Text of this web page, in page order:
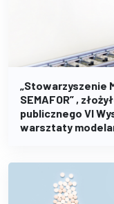
„Stowarzyszenie
SEMAFOR” ,
publicznego VI
warsztaty